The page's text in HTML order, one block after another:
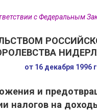
с Федеральным
от 16 декабря 1996
и
налогов на